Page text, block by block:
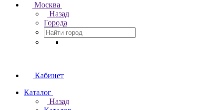
Москва
Назад
Города
Кабинет
Каталог
Назад